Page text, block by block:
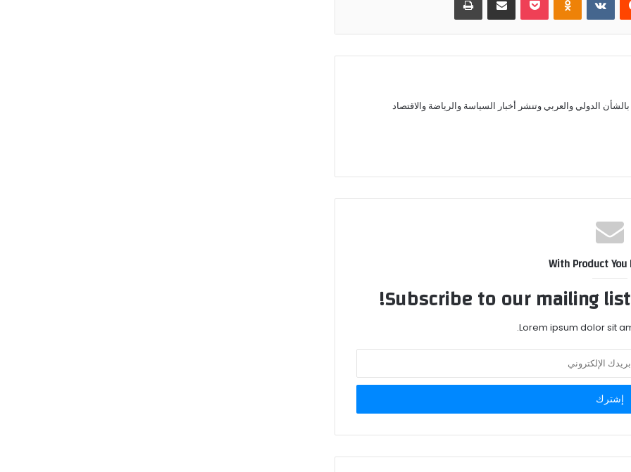
الدولي والعربي وتنشر أخبار السياسة والرياضة والاقتصاد
With Product You
Subscribe to our mailing
Lorem ipsum dolor sit